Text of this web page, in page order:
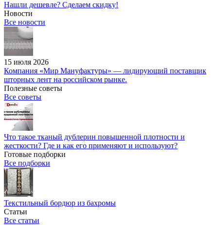
Нашли дешевле? Сделаем скидку!
Новости
Все новости
15 июля 2026
Компания «Мир Мануфактуры» — лидирующий поставщик
шторных лент на российском рынке.
Полезные советы
Все советы
Что такое тканый дублерин повышенной плотности и
жесткости? Где и как его применяют и используют?
Готовые подборки
Все подборки
Текстильный бордюр из бахромы
Статьи
Все статьи